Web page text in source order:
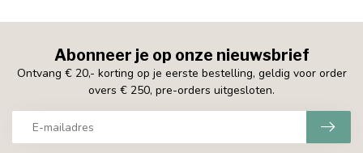
Abonneer je op onze nieuwsbrief
Ontvang € 20,- korting op je eerste bestelling, geldig voor order
overs € 250, pre-orders uitgesloten.